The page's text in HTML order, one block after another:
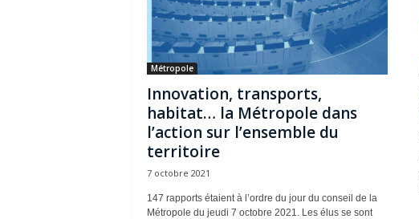
Métropole
Innovation, transports,
habitat… la Métropole dans
l’action sur l’ensemble du
territoire
7 octobre 2021
147 rapports étaient à l’ordre du jour du conseil de la
Métropole du jeudi 7 octobre 2021. Les élus se sont